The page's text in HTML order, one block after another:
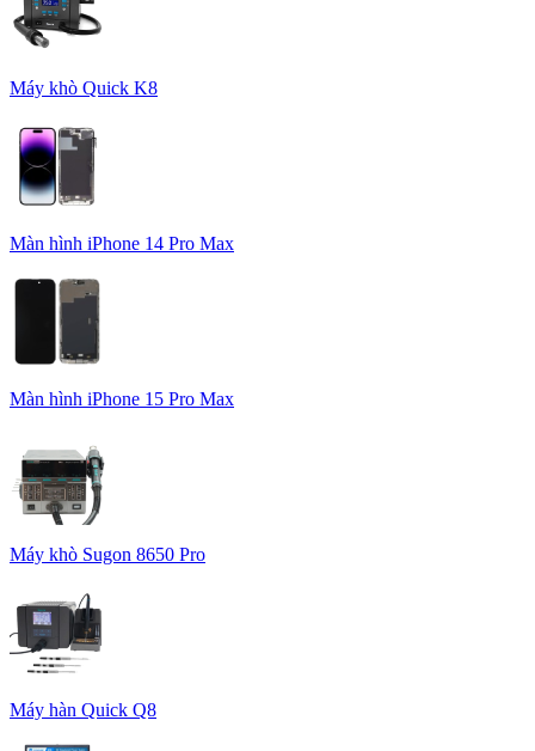
Máy khò Quick K8
Màn hình iPhone 14 Pro Max
Màn hình iPhone 15 Pro Max
Máy khò Sugon 8650 Pro
Máy hàn Quick Q8